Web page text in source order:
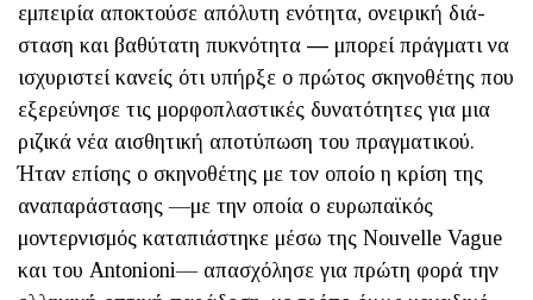
εμπειρία αποκτούσε απόλυτη ενότητα, ονειρική διά­
σταση και βαθύτατη πυκνότητα ― μπορεί πράγματι να
ισχυριστεί κανείς ότι υπήρξε ο πρώτος σκηνοθέτης που
εξερεύνησε τις μορφοπλαστικές δυνατότητες για μια
ριζικά νέα αισθητική αποτύπωση του πραγματικού.
Ήταν επίσης ο σκηνοθέτης με τον οποίο η κρίση της
αναπαράστασης —με την οποία ο ευρωπαϊκός
μοντερνισμός καταπιάστηκε μέσω της Nouvelle Vague
και του Antonioni— απασχόλησε για πρώτη φορά την